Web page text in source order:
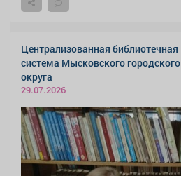
Централизованная библиотечная
система Мысковского городского
округа
29.07.2026